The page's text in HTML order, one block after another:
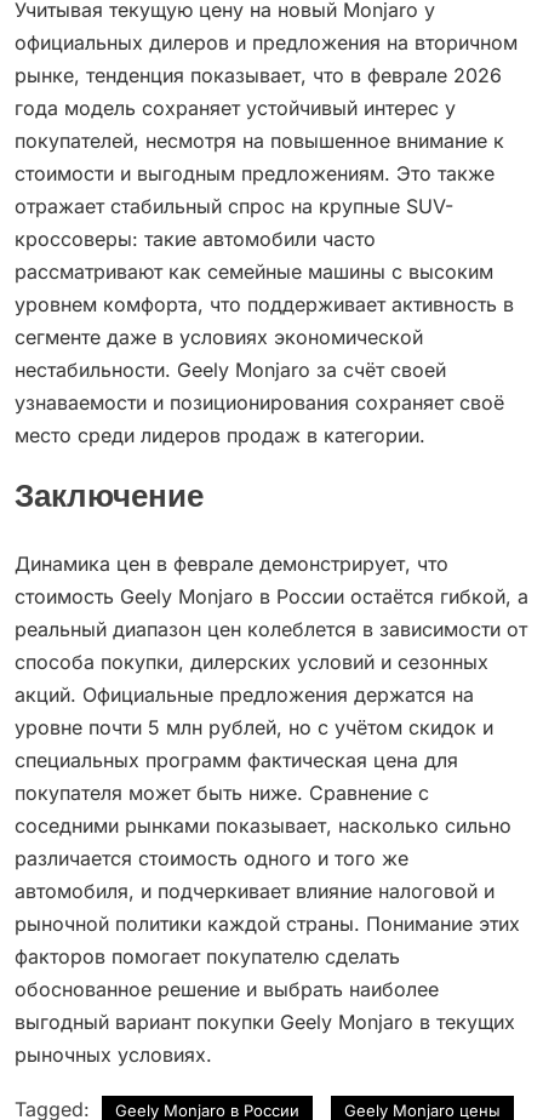
Учитывая текущую цену на новый Monjaro у
официальных дилеров и предложения на вторичном
рынке, тенденция показывает, что в феврале 2026
года модель сохраняет устойчивый интерес у
покупателей, несмотря на повышенное внимание к
стоимости и выгодным предложениям. Это также
отражает стабильный спрос на крупные SUV-
кроссоверы: такие автомобили часто
рассматривают как семейные машины с высоким
уровнем комфорта, что поддерживает активность в
сегменте даже в условиях экономической
нестабильности. Geely Monjaro за счёт своей
узнаваемости и позиционирования сохраняет своё
место среди лидеров продаж в категории.
Заключение
Динамика цен в феврале демонстрирует, что
стоимость Geely Monjaro в России остаётся гибкой, а
реальный диапазон цен колеблется в зависимости от
способа покупки, дилерских условий и сезонных
акций. Официальные предложения держатся на
уровне почти 5 млн рублей, но с учётом скидок и
специальных программ фактическая цена для
покупателя может быть ниже. Сравнение с
соседними рынками показывает, насколько сильно
различается стоимость одного и того же
автомобиля, и подчеркивает влияние налоговой и
рыночной политики каждой страны. Понимание этих
факторов помогает покупателю сделать
обоснованное решение и выбрать наиболее
выгодный вариант покупки Geely Monjaro в текущих
рыночных условиях.
Tagged: Geely Monjaro в России Geely Monjaro цены